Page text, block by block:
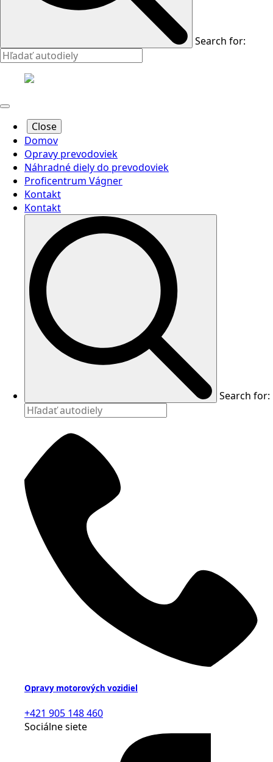
Search for:
Close
Domov
Opravy prevodoviek
Náhradné diely do prevodoviek
Proficentrum Vágner
Kontakt
Kontakt
Search for:
Opravy motorových vozidiel
+421 905 148 460
Sociálne siete